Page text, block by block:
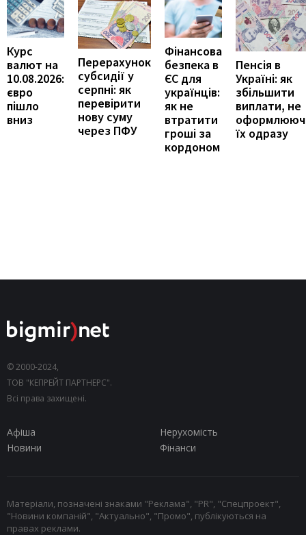
Курс
валют на
10.08.2026:
євро
пішло
вниз
Перерахунок
субсидії у
серпні: як
перевірити
нову суму
через ПФУ
Фінансова
безпека в
ЄС для
українців:
як не
втратити
гроші за
кордоном
Пенсія в
Україні: як
збільшити
виплати, не
їх одразу
© 2000-2024,
ТОВ "КЕПРЕЙТ ПАРТНЕРС".
Всі права захищені.
Афіша
Нерухомість
Новини
Фінанси
Матеріали, позначені знаками "Реклама", "PR", "Спецпроект",
"Новини компаній", "Актуально", "Промо", публікуються на
правах реклами.